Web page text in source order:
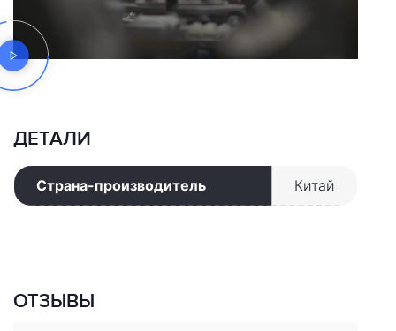
ДЕТАЛИ
Страна-производитель Китай
ОТЗЫВЫ